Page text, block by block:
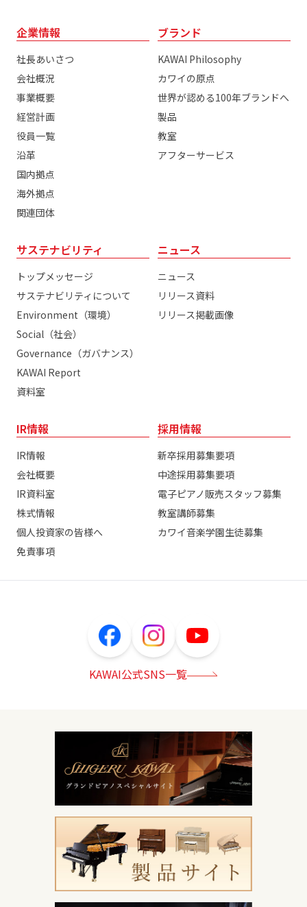
企業情報
社長あいさつ
会社概況
事業概要
経営計画
役員一覧
沿革
国内拠点
海外拠点
関連団体
ブランド
KAWAI Philosophy
カワイの原点
世界が認める100年ブランドへ
製品
教室
アフターサービス
サステナビリティ
トップメッセージ
サステナビリティについて
Environment（環境）
Social（社会）
Governance（ガバナンス）
KAWAI Report
資料室
ニュース
ニュース
リリース資料
リリース掲載画像
IR情報
IR情報
会社概要
IR資料室
株式情報
個人投資家の皆様へ
免責事項
採用情報
新卒採用募集要項
中途採用募集要項
電子ピアノ販売スタッフ募集
教室講師募集
カワイ音楽学園生徒募集
KAWAI公式SNS一覧